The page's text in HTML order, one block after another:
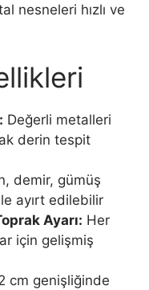
nesneleri hızlı ve
Değerli metalleri
derin tespit
demir, gümüş
ayırt edilebilir
Ayarı: Her
için gelişmiş
cm genişliğinde